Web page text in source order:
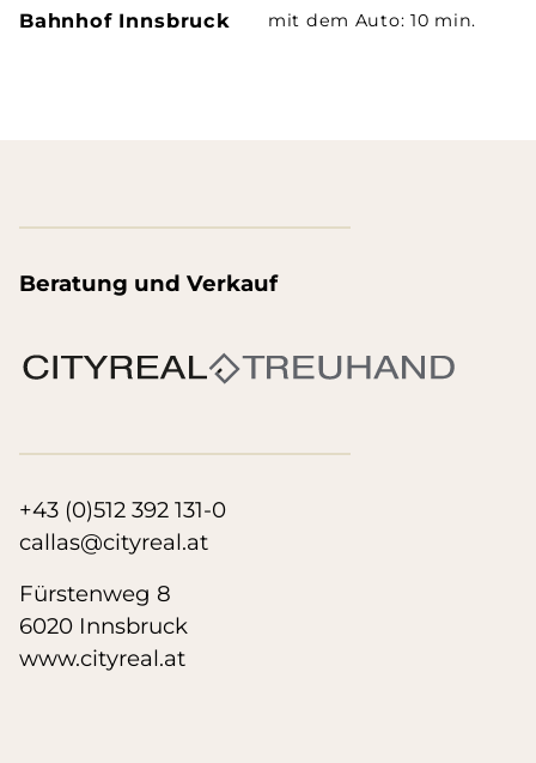
Bahnhof Innsbruck mit dem Auto: 10 min.
Beratung und Verkauf
+43 (0)512 392 131-0
callas@cityreal.at
Fürstenweg 8
6020 Innsbruck
www.cityreal.at